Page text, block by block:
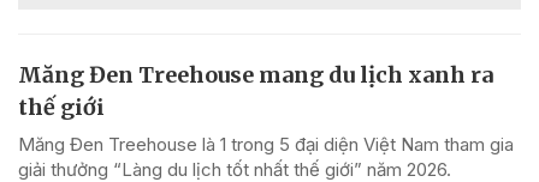
Măng Đen Treehouse mang du lịch xanh ra
thế giới
Măng Đen Treehouse là 1 trong 5 đại diện Việt Nam tham gia
giải thưởng “Làng du lịch tốt nhất thế giới” năm 2026.